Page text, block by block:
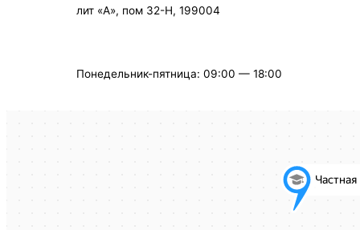
лит «А», пом 32-Н, 199004
Понедельник-пятница: 09:00 — 18:00